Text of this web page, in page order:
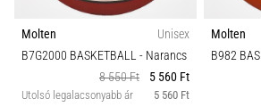
Molten
Unisex
B7G2000 BASKETBALL - Narancs
8 550 Ft
5 560 Ft
Utolsó legalacsonyabb ár 5 560 Ft
Molten
B982